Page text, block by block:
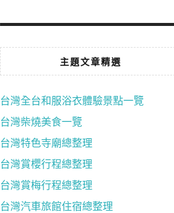
主題文章精選
台灣全台和服浴衣體驗景點一覽
台灣柴燒美食一覽
台灣特色寺廟總整理
台灣賞櫻行程總整理
台灣賞梅行程總整理
台灣汽車旅館住宿總整理